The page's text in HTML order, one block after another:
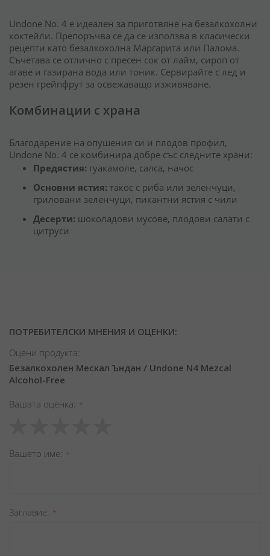
Undone No. 4 е идеален за приготвяне на безалкохолни
коктейли. Препоръчва се да се използва в класически
рецепти като безалкохолна Маргарита или Палома.
Съчетава се отлично с пресен сок от лайм, сироп от
агаве и газирана вода или тоник. Сервирайте с лед и
резен грейпфрут за освежаващо изживяване.
Комбинации с храна
Благодарение на опушения си и плодов профил,
Undone No. 4 се комбинира добре със следните храни:
Предястия: гуакамоле, салса, начос
Основни ястия: такос с риба или зеленчуци,
гриловани зеленчуци, пикантни ястия с чили
Десерти: шоколадови мусове, плодови салати с
цитруси​
ПОТРЕБИТЕЛСКИ МНЕНИЯ И ОЦЕНКИ:
Оцени продукта:
Безалкохолен Мескал Ъндан / Undone N4 Mezcal
Alcohol-Free
Вашата оценка
star
stars
stars
stars
stars
Вашето име
Заглавиe